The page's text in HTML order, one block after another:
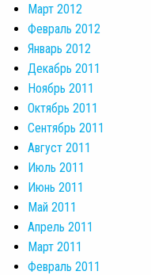
Март 2012
Февраль 2012
Январь 2012
Декабрь 2011
Ноябрь 2011
Октябрь 2011
Сентябрь 2011
Август 2011
Июль 2011
Июнь 2011
Май 2011
Апрель 2011
Март 2011
Февраль 2011